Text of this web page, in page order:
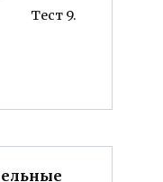
Тест 9.